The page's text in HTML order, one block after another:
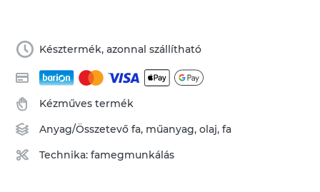
Késztermék, azonnal szállítható
Kézműves termék
Anyag/Összetevőfa, műanyag,olaj,fa
Technika:famegmunkálás